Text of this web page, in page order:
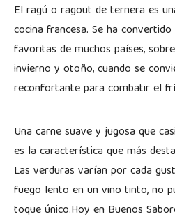
El ragú o ragout de ternera es
cocina francesa. Se ha
favoritas de muchos países,
invierno y otoño, cuando se
reconfortante para combatir el
Una carne suave y jugosa que
es la característica que más
Las verduras varían por cada
fuego lento en un vino tinto, no
toque único.Hoy en Buenos